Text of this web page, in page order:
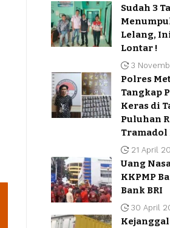
Sudah 3
Lelang,
Lontar !
3
Polres
Tangkap
Keras di
Puluhan
Tramadol
21 April
Uang
KKPMP
Bank BRI
30 April